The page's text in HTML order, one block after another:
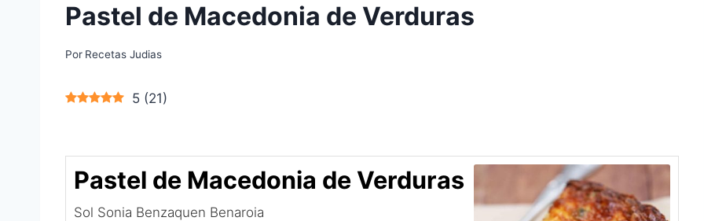
Pastel de Macedonia de Verduras
Por Recetas Judias
5 (21)
Pastel de Macedonia de Verduras
Sol Sonia Benzaquen Benaroia